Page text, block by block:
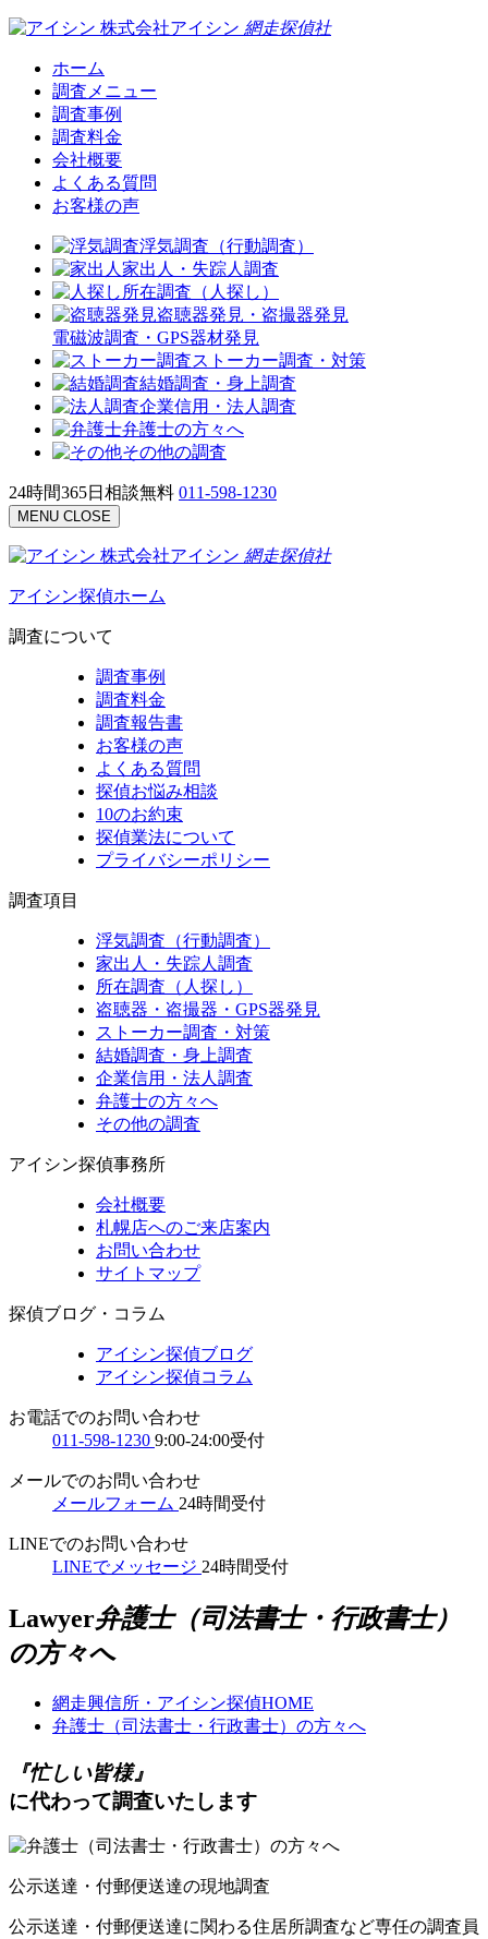
株式会社アイシン 網走探偵社
ホーム
調査メニュー
調査事例
調査料金
会社概要
よくある質問
お客様の声
浮気調査（行動調査）
家出人・失踪人調査
所在調査（人探し）
盗聴器発見・盗撮器発見
電磁波調査・GPS器材発見
ストーカー調査・対策
結婚調査・身上調査
企業信用・法人調査
弁護士の方々へ
その他の調査
24時間365日相談無料 011-598-1230
MENU CLOSE
株式会社アイシン 網走探偵社
アイシン探偵ホーム
調査について
調査事例
調査料金
調査報告書
お客様の声
よくある質問
探偵お悩み相談
10のお約束
探偵業法について
プライバシーポリシー
調査項目
浮気調査（行動調査）
家出人・失踪人調査
所在調査（人探し）
盗聴器・盗撮器・GPS器発見
ストーカー調査・対策
結婚調査・身上調査
企業信用・法人調査
弁護士の方々へ
その他の調査
アイシン探偵事務所
会社概要
札幌店へのご来店案内
お問い合わせ
サイトマップ
探偵ブログ・コラム
アイシン探偵ブログ
アイシン探偵コラム
お電話でのお問い合わせ
011-598-1230 9:00-24:00受付
メールでのお問い合わせ
メールフォーム 24時間受付
LINEでのお問い合わせ
LINEでメッセージ 24時間受付
Lawyer弁護士（司法書士・行政書士）
の方々へ
網走興信所・アイシン探偵HOME
弁護士（司法書士・行政書士）の方々へ
『忙しい皆様』
に代わって調査いたします
公示送達・付郵便送達の現地調査
公示送達・付郵便送達に関わる住居所調査など専任の調査員